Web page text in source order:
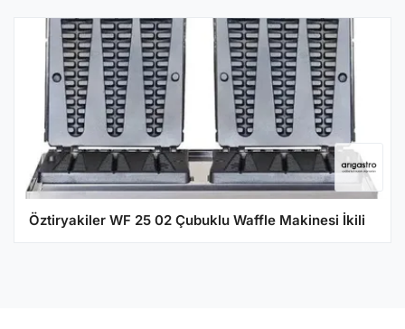
Öztiryakiler WF 25 02 Çubuklu Waffle Makinesi İkili